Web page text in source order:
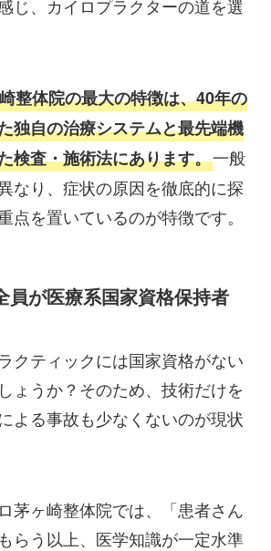
じ、カイロプラクターの道を選
整体院の最大の特徴は、40年の
独自の治療システムと最先端機
検査・施術法にあります。一般
なり、症状の原因を徹底的に探
点を置いているのが特徴です。
員が医療系国家資格保持者
クティックには国家資格がない
ょうか？そのため、技術だけを
よる事故も少なくないのが現状
茅ヶ崎整体院では、「患者さん
らう以上、医学知識が一定水準